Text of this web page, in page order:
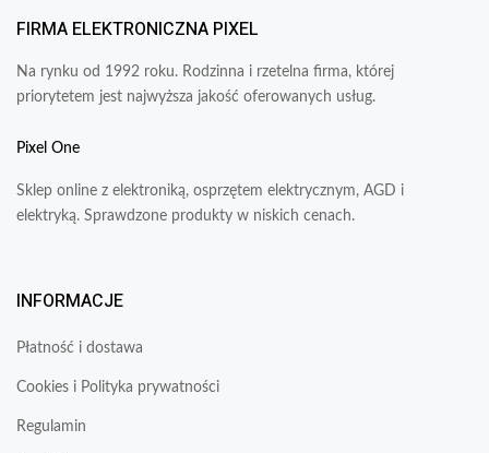
FIRMA ELEKTRONICZNA PIXEL
Na rynku od 1992 roku. Rodzinna i rzetelna firma, której
priorytetem jest najwyższa jakość oferowanych usług.
Pixel One
Sklep online z elektroniką, osprzętem elektrycznym, AGD i
elektryką. Sprawdzone produkty w niskich cenach.
INFORMACJE
Płatność i dostawa
Cookies i Polityka prywatności
Regulamin